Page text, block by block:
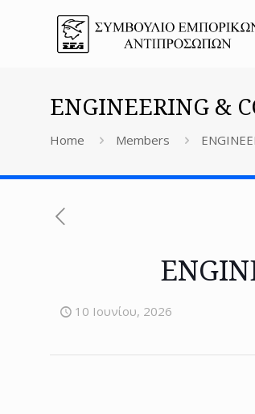
ENGINEERING &
Home Members
10 Ιουνίου, 2026